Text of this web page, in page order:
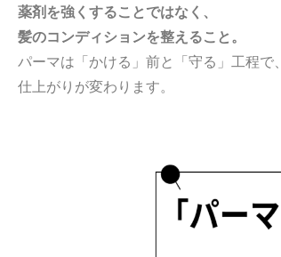
薬剤を強くすることではなく、
髪のコンディションを整えること。
パーマは「かける」前と「守る」工程で、
仕上がりが変わります。